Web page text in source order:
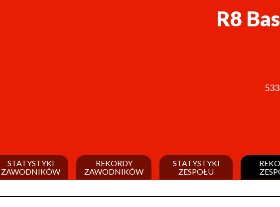
R8
STATYSTYKI
ZAWODNIKÓW
REKORDY
ZAWODNIKÓW
STATYSTYKI
ZESPOŁU